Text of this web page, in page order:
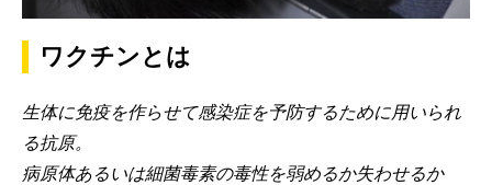
ワクチンとは
生体に免疫を作らせて感染症を予防するために用いられ
る抗原。
病原体あるいは細菌毒素の毒性を弱めるか失わせるか